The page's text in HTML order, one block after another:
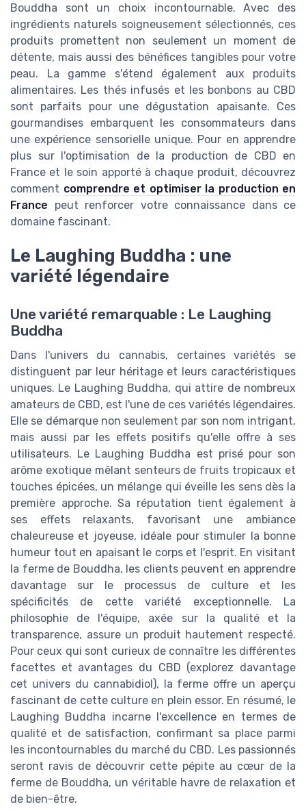
Bouddha sont un choix incontournable. Avec des
ingrédients naturels soigneusement sélectionnés, ces
produits promettent non seulement un moment de
détente, mais aussi des bénéfices tangibles pour votre
peau. La gamme s'étend également aux produits
alimentaires. Les thés infusés et les bonbons au CBD
sont parfaits pour une dégustation apaisante. Ces
gourmandises embarquent les consommateurs dans
une expérience sensorielle unique. Pour en apprendre
plus sur l'optimisation de la production de CBD en
France et le soin apporté à chaque produit, découvrez
comment comprendre et optimiser la production en
France peut renforcer votre connaissance dans ce
domaine fascinant.
Le Laughing Buddha : une
variété légendaire
Une variété remarquable : Le Laughing
Buddha
Dans l'univers du cannabis, certaines variétés se
distinguent par leur héritage et leurs caractéristiques
uniques. Le Laughing Buddha, qui attire de nombreux
amateurs de CBD, est l'une de ces variétés légendaires.
Elle se démarque non seulement par son nom intrigant,
mais aussi par les effets positifs qu'elle offre à ses
utilisateurs. Le Laughing Buddha est prisé pour son
arôme exotique mêlant senteurs de fruits tropicaux et
touches épicées, un mélange qui éveille les sens dès la
première approche. Sa réputation tient également à
ses effets relaxants, favorisant une ambiance
chaleureuse et joyeuse, idéale pour stimuler la bonne
humeur tout en apaisant le corps et l'esprit. En visitant
la ferme de Bouddha, les clients peuvent en apprendre
davantage sur le processus de culture et les
spécificités de cette variété exceptionnelle. La
philosophie de l'équipe, axée sur la qualité et la
transparence, assure un produit hautement respecté.
Pour ceux qui sont curieux de connaître les différentes
facettes et avantages du CBD (explorez davantage
cet univers du cannabidiol), la ferme offre un aperçu
fascinant de cette culture en plein essor. En résumé, le
Laughing Buddha incarne l'excellence en termes de
qualité et de satisfaction, confirmant sa place parmi
les incontournables du marché du CBD. Les passionnés
seront ravis de découvrir cette pépite au cœur de la
ferme de Bouddha, un véritable havre de relaxation et
de bien-être.